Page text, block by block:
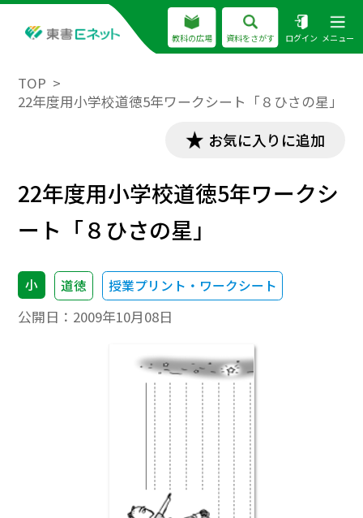
教科の広場 資料をさがす ログイン メニュー
TOP
22年度用小学校道徳5年ワークシート「８ひさの星」
お気に入りに追加
22年度用小学校道徳5年ワークシ
ート「８ひさの星」
小 道徳 授業プリント・ワークシート
公開日： 2009年10月08日